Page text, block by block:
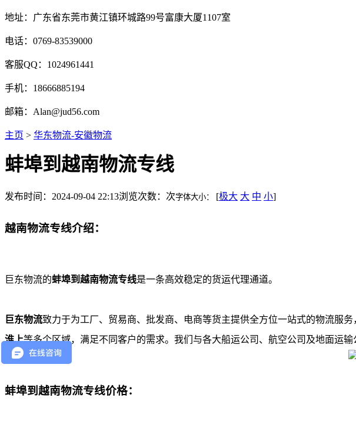
地址：广东省东莞市黄江镇环城路99号富康大厦1107室
电话：0769-83539000
客服QQ：1024961441
手机：18666885194
邮箱：Alan@jud56.com
主页 > 华东物流-安徽物流
蚌埠到越南物流专线
发布时间：2024-09-04 22:13浏览次数： 次字体大小： [极大 大 中 小]
越南物流专线介绍：
巨东物流的蚌埠到越南物流专线是一条高效稳定的货运代理通道。
巨东物流致力于为工厂、贸易商、批发商、电商等货主提供全方位一站式的物流服
淮上等多个区域，满足不同客户的需求。我们与各大船运公司、航空公司及地面运
蚌埠到越南物流专线价格：